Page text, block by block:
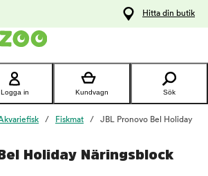
Hitta din butik
Logga in Kundvagn Sök
Fiskmat
JBL Pronovo Bel Holiday
Holiday Näringsblock